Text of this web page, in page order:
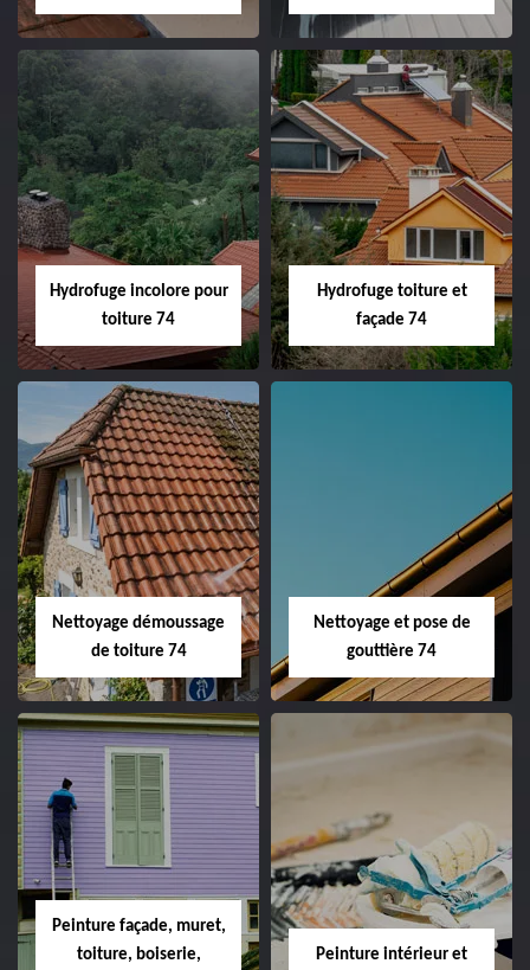
Hydrofuge incolore pour
toiture 74
Hydrofuge toiture et
façade 74
Nettoyage démoussage
de toiture 74
Nettoyage et pose de
gouttière 74
Peinture façade, muret,
toiture, boiserie,
Peinture intérieur et